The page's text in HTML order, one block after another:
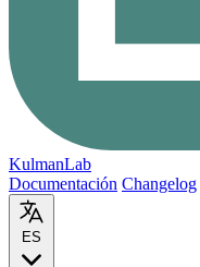
KulmanLab
Documentación Changelog
ES